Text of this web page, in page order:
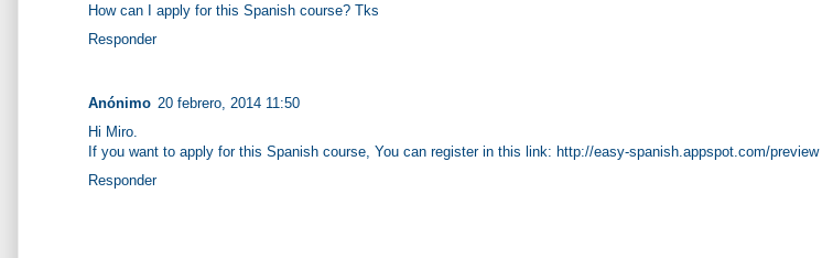
How can I apply for this Spanish course? Tks
Responder
Anónimo 20 febrero, 2014 11:50
Hi Miro.
If you want to apply for this Spanish course, You can register in this link: http://easy-spanish.appspot.com/preview
Responder